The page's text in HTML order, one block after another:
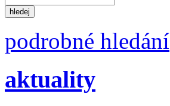
podrobné hledání
aktuality